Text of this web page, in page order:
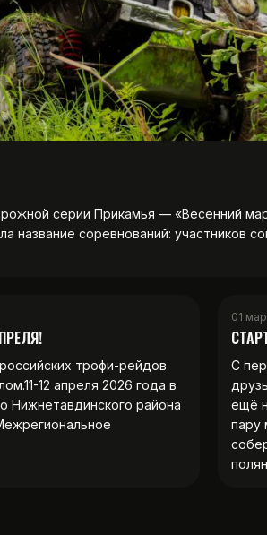
серии Прикамья — «Весенний
название соревнований: участников
трофи-рейдов
12 апреля 2026 года в
Нижнетавдинского района
01
С
ещё
пару